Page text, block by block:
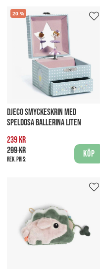
20
DJECO SMYCKESKRIN MED
SPELDOSA BALLERINA LITEN
239 kr
299 kr
Rek. pris:
Köp